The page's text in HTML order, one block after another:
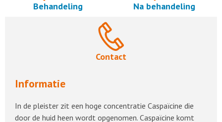
Behandeling Na behandeling
Contact
Informatie
In de pleister zit een hoge concentratie Caspaïcine die
door de huid heen wordt opgenomen. Caspaïcine komt